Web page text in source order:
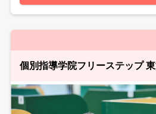
個別指導学院フリーステップ